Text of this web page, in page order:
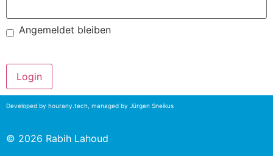
Angemeldet bleiben
Developed by hourany.tech , managed by Jürgen Sneikus
© 2026 Rabih Lahoud